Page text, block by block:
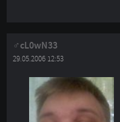
cL0wN33
29.05.2006 12:53